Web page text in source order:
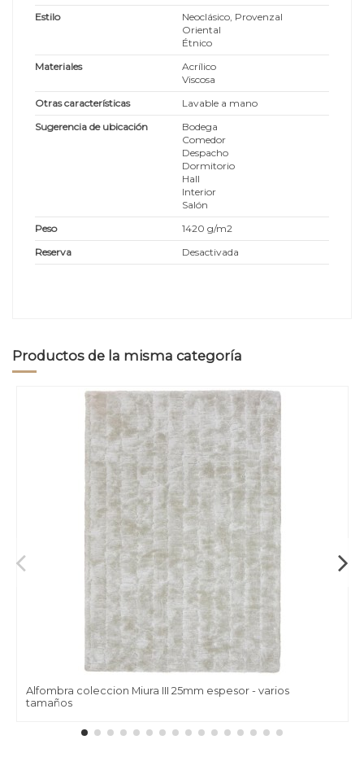
Estilo
Neoclásico, Provenzal
Oriental
Étnico
Materiales
Acrílico
Viscosa
Otras características
Lavable a mano
Sugerencia de ubicación
Bodega
Comedor
Despacho
Dormitorio
Hall
Interior
Salón
Peso
1420 g/m2
Reserva
Desactivada
Productos de la misma categoría
Alfombra coleccion Miura III 25mm espesor - varios
tamaños